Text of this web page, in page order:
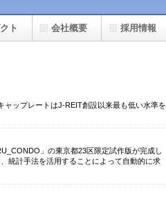
ップレートはJ-REIT創設以来最も低い水準を
」の東京都23区限定試作版が完成し
統計手法を活用することによって自動的に求
ト 会社概要 採用情報